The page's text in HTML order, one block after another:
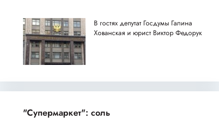
В гостях депутат Госдумы Галина
Хованская и юрист Виктор Федорук
"Супермаркет": соль